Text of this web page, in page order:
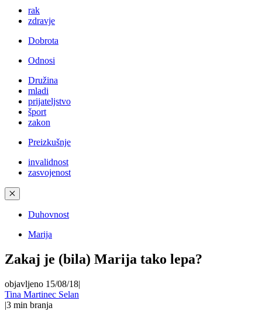
rak
zdravje
Dobrota
Odnosi
Družina
mladi
prijateljstvo
šport
zakon
Preizkušnje
invalidnost
zasvojenost
✕
Duhovnost
Marija
Zakaj je (bila) Marija tako lepa?
objavljeno 15/08/18|
Tina Martinec Selan
|3 min branja